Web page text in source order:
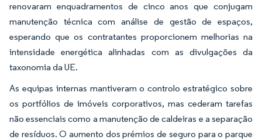
renovaram enquadramentos de cinco anos que conjugam
manutenção técnica com análise de gestão de espaços,
esperando que os contratantes proporcionem melhorias na
intensidade energética alinhadas com as divulgações da
taxonomia da UE.
As equipas internas mantiveram o controlo estratégico sobre
os portfólios de imóveis corporativos, mas cederam tarefas
não essenciais como a manutenção de caldeiras e a separação
de resíduos. O aumento dos prémios de seguro para o parque